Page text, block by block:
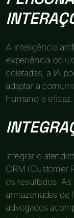
A inteligência
experiência do
coletadas, a IA
adaptar a
humano e eficaz.
Integrar o
CRM (Customer
os resultados.
armazenadas de
advogados